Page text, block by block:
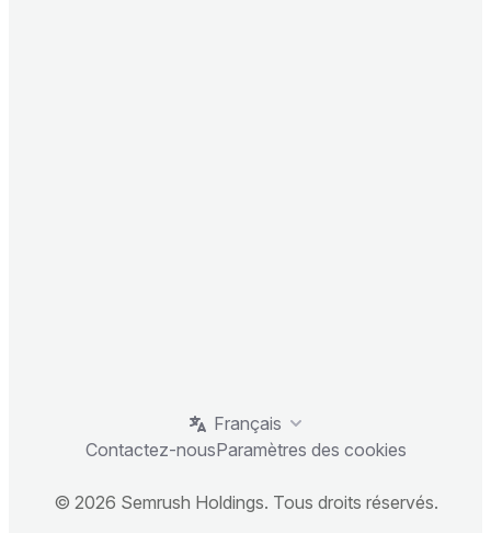
Français
Contactez-nousParamètres des cookies
© 2026 Semrush Holdings. Tous droits réservés.